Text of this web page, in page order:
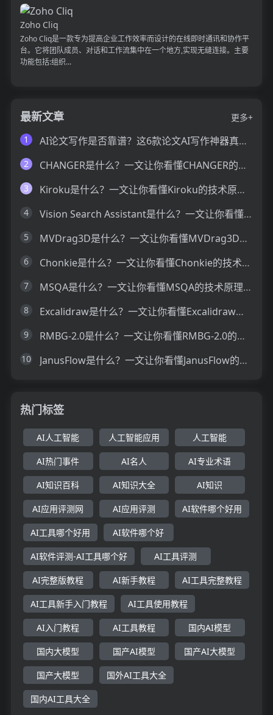
Zoho Cliq
Zoho Cliq是一款专为提高企业工作效率而设计的在线即时通讯和协作平
台。它将团队成员、对话和工作流集中在一个地方,实现无缝连接。主要
功能包括:组织...
最新文章
更多+
1
AI论文写作是否靠谱？这6款论文AI写作神器真的可以让你效率翻倍
2 CHANGER是什么？一文让你看懂CHANGER的技术原理、主要功能、应用场景
3 Kiroku是什么？一文让你看懂Kiroku的技术原理、主要功能、应用场景
4 Vision Search Assistant是什么？一文让你看懂Vision Search Assistant的技术原理、主要功能、应用场景
5 MVDrag3D是什么？一文让你看懂MVDrag3D的技术原理、主要功能、应用场景
6 Chonkie是什么？一文让你看懂Chonkie的技术原理、主要功能、应用场景
7 MSQA是什么？一文让你看懂MSQA的技术原理、主要功能、应用场景
8 Excalidraw是什么？一文让你看懂Excalidraw的技术原理、主要功能、应用场景
9 RMBG-2.0是什么？一文让你看懂RMBG-2.0的技术原理、主要功能、应用场景
10 JanusFlow是什么？一文让你看懂JanusFlow的技术原理、主要功能、应用场景
热门标签
AI人工智能 人工智能应用 人工智能
AI热门事件 AI名人 AI专业术语
AI知识百科 AI知识大全 AI知识
AI应用评测网 AI应用评测 AI软件哪个好用
AI工具哪个好用 AI软件哪个好
AI软件评测-AI工具哪个好 AI工具评测
AI完整版教程 AI新手教程 AI工具完整教程
AI工具新手入门教程 AI工具使用教程
AI入门教程 AI工具教程 国内AI模型
国内大模型 国产AI模型 国产AI大模型
国产大模型 国外AI工具大全
国内AI工具大全